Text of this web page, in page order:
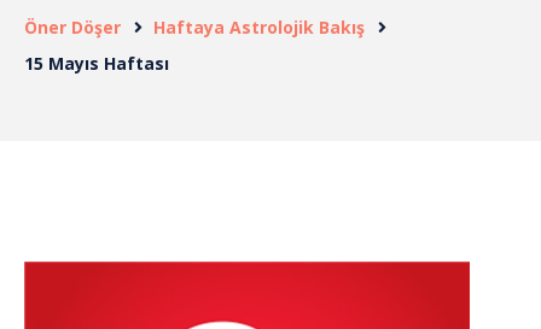
Öner Döşer
Haftaya Astrolojik Bakış
15 Mayıs Haftası